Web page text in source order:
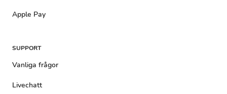
Apple Pay
SUPPORT
Vanliga frågor
Livechatt